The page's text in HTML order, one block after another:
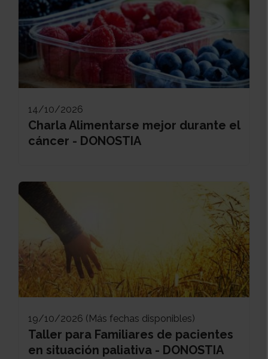
14/10/2026
Charla Alimentarse mejor durante el
cáncer - DONOSTIA
19/10/2026 (Más fechas disponibles)
Taller para Familiares de pacientes
en situación paliativa - DONOSTIA